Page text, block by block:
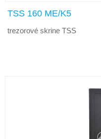
TSS 160 ME/K5
trezorové skrine TSS